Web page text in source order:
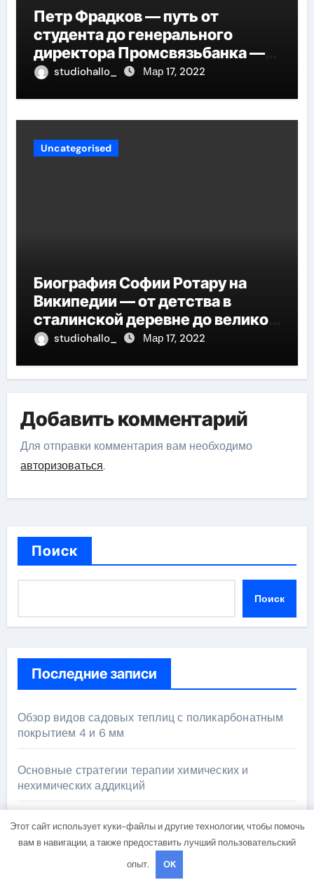
Петр Фрадков — путь от
студента до генерального
директора Промсвязьбанка —
биография и рост в банковской
studiohallo_ Мар 17, 2022
Uncategorised
Биография Софии Ротару на
Википедии — от детства в
сталинской деревне до великой
карьеры и яркой личной жизни
studiohallo_ Мар 17, 2022
Добавить комментарий
Для отправки комментария вам необходимо
авторизоваться.
Поиск
Поиск
Последние записи
Обзор видов садовых теплиц с поликарбонатным
покрытием 4 и 6 мм
Основные стратегии терапии химических и
нехимических аддикций
Характеристики Apple iPhone Air: объём памяти,
поддержка eSIM и цветовые решения
VPS сервер аренда: гид по выбору идеального
Этот сайт использует куки-файлы и другие технологии, чтобы помочь
вам в навигации, а также предоставить лучший пользовательский
опыт.
OK